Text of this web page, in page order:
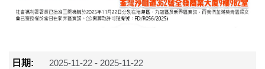
日期: 2025-11-22 - 2025-11-22